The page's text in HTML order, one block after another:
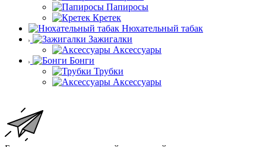
Папиросы
Кретек
Нюхательный табак
Зажигалки
Аксессуары
Бонги
Трубки
Аксессуары